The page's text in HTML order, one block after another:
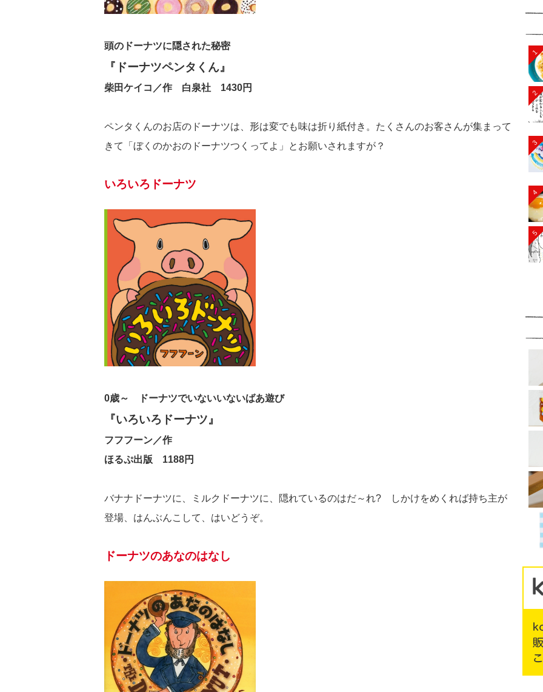
頭のドーナツに隠された秘密
『ドーナツペンタくん』
柴田ケイコ／作 白泉社 1430円
ペンタくんのお店のドーナツは、形は変でも味は折り紙付き。たくさんのお客さんが集まって
きて「ぼくのかおのドーナツつくってよ」とお願いされますが？
いろいろドーナツ
0歳～ ドーナツでいないいないばあ遊び
『いろいろドーナツ』
フフフーン／作
ほるぷ出版 1188円
バナナドーナツに、ミルクドーナツに、隠れているのはだ～れ? しかけをめくれば持ち主が
登場、はんぶんこして、はいどうぞ。
ドーナツのあなのはなし
1
2
3
4
5